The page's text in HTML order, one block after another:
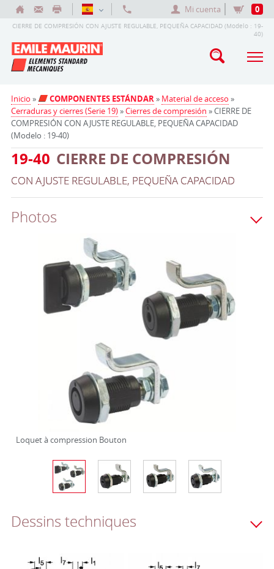
Mi cuenta 0
CIERRE DE COMPRESIÓN CON AJUSTE REGULABLE, PEQUEÑA CAPACIDAD (Modelo : 19-
40)
Inicio » COMPONENTES ESTÁNDAR» Material de acceso »
Cerraduras y cierres (Serie 19)»Cierres de compresión » CIERRE DE
COMPRESIÓN CON AJUSTE REGULABLE, PEQUEÑA CAPACIDAD
(Modelo : 19-40)
19-40 CIERRE DE COMPRESIÓN
CON AJUSTE REGULABLE, PEQUEÑA CAPACIDAD
Photos
Loquet à compression Bouton
Dessins techniques